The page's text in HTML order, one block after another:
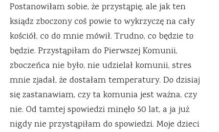
Postanowiłam sobie, że przystąpię, ale jak ten
ksiądz zboczony coś powie to wykrzyczę na cały
kościół, co do mnie mówił. Trudno, co będzie to
będzie. Przystąpiłam do Pierwszej Komunii,
zboczeńca nie było, nie udzielał komunii, stres
mnie zjadał, że dostałam temperatury. Do dzisiaj
się zastanawiam, czy ta komunia jest ważna, czy
nie. Od tamtej spowiedzi minęło 50 lat, a ja już
nigdy nie przystąpiłam do spowiedzi. Moje dzieci